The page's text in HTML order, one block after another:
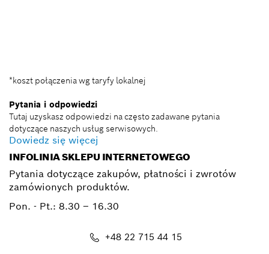
*koszt połączenia wg taryfy lokalnej
Pytania i odpowiedzi
Tutaj uzyskasz odpowiedzi na często zadawane pytania
dotyczące naszych usług serwisowych.
Dowiedz się więcej
INFOLINIA SKLEPU INTERNETOWEGO
Pytania dotyczące zakupów, płatności i zwrotów
zamówionych produktów.
Pon. - Pt.: 8.30 – 16.30
+48 22 715 44 15